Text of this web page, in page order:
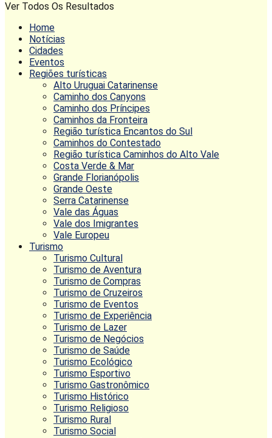
Ver Todos Os Resultados
Home
Notícias
Cidades
Eventos
Regiões turísticas
Alto Uruguai Catarinense
Caminho dos Canyons
Caminho dos Príncipes
Caminhos da Fronteira
Região turística Encantos do Sul
Caminhos do Contestado
Região turística Caminhos do Alto Vale
Costa Verde & Mar
Grande Florianópolis
Grande Oeste
Serra Catarinense
Vale das Águas
Vale dos Imigrantes
Vale Europeu
Turismo
Turismo Cultural
Turismo de Aventura
Turismo de Compras
Turismo de Cruzeiros
Turismo de Eventos
Turismo de Experiência
Turismo de Lazer
Turismo de Negócios
Turismo de Saúde
Turismo Ecológico
Turismo Esportivo
Turismo Gastronômico
Turismo Histórico
Turismo Religioso
Turismo Rural
Turismo Social